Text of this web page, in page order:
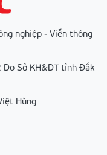
nghiệp - Viễn thông
Sở KH&DT tỉnh Đắk
Hùng